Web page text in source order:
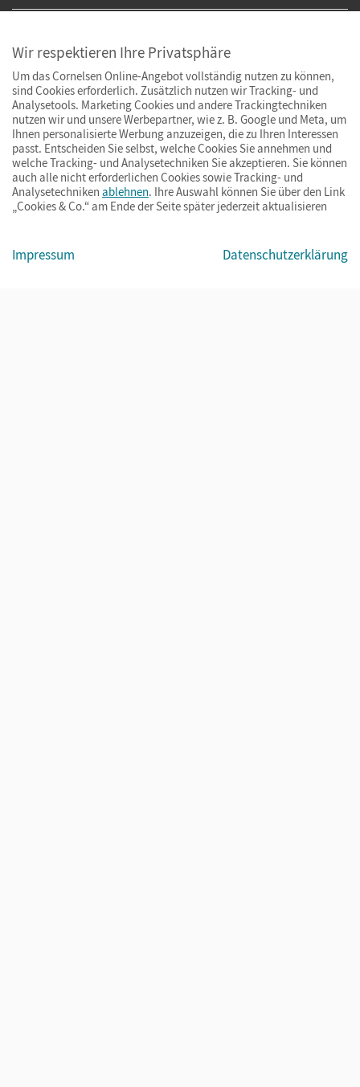
© Cornelsen Verlag 2026
ImpressumAGBDatenschutzBarrierefreiheitCookies & Co.
Wir respektieren Ihre Privatsphäre
Um das Cornelsen Online-Angebot vollständig nutzen zu können,
sind Cookies erforderlich. Zusätzlich nutzen wir Tracking- und
Analysetools. Marketing Cookies und andere Trackingtechniken
nutzen wir und unsere Werbepartner, wie z. B. Google und Meta, um
Ihnen personalisierte Werbung anzuzeigen, die zu Ihren Interessen
passt. Entscheiden Sie selbst, welche Cookies Sie annehmen und
welche Tracking- und Analysetechniken Sie akzeptieren. Sie können
auch alle nicht erforderlichen Cookies sowie Tracking- und
Analysetechniken ablehnen. Ihre Auswahl können Sie über den Link
„Cookies & Co.“ am Ende der Seite später jederzeit aktualisieren
Impressum Datenschutzerklärung